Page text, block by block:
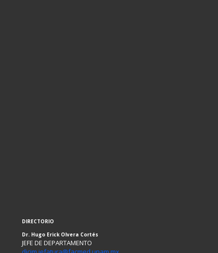
DIRECTORIO
Dr. Hugo Erick Olvera Cortés
JEFE DE DEPARTAMENTO